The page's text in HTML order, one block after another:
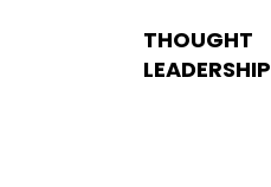
THOUGHT
LEADERSHIP